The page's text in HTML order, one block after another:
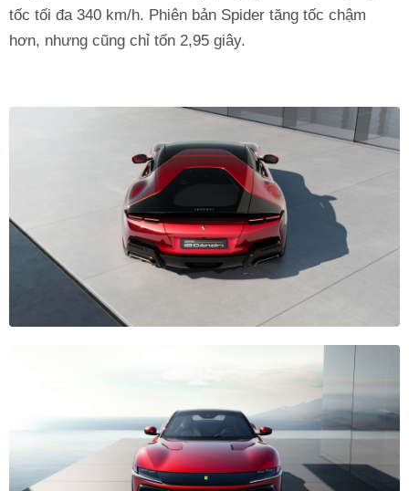
tốc tối đa 340 km/h. Phiên bản Spider tăng tốc chậm
hơn, nhưng cũng chỉ tốn 2,95 giây.